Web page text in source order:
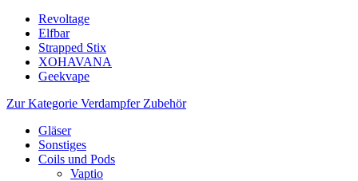
Revoltage
Elfbar
Strapped Stix
XOHAVANA
Geekvape
Zur Kategorie Verdampfer Zubehör
Gläser
Sonstiges
Coils und Pods
Vaptio